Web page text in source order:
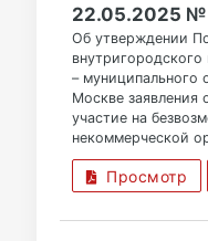
22.05.2025 №
Об утверждении
– муниципального
Москве заявления
участие на
некоммерческой
Просмотр